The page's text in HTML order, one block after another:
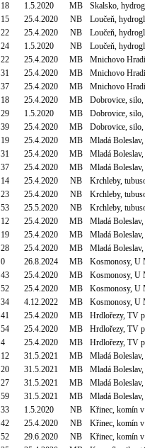
18 1.5.2020 MB
Skalsko,
15 25.4.2020 NB
Loučeň,
22 25.4.2020 NB
Loučeň,
24 1.5.2020 NB
Loučeň,
22 25.4.2020 MB
Mnichovo
31 25.4.2020 MB
Mnichovo
37 25.4.2020 MB
Mnichovo
18 25.4.2020 MB
Dobrovice,
29 1.5.2020 MB
Dobrovice,
39 25.4.2020 MB
Dobrovice,
19 25.4.2020 MB
Mladá
31 25.4.2020 MB
Mladá
37 25.4.2020 MB
Mladá
14 25.4.2020 NB
Krchleby,
23 25.4.2020 NB
Krchleby,
53 25.5.2020 NB
Krchleby,
12 25.4.2020 MB
Mladá
19 25.4.2020 MB
Mladá
28 25.4.2020 MB
Mladá
0 26.8.2024 MB
Kosmonosy, U
43 25.4.2020 MB
Kosmonosy, U
52 25.4.2020 MB
Kosmonosy, U
34 4.12.2022 MB
Kosmonosy, U
41 25.4.2020 MB
Hrdlořezy, TV
54 25.4.2020 MB
Hrdlořezy, TV
4 25.4.2020 MB
Hrdlořezy, TV
12 31.5.2021 MB
Mladá
20 31.5.2021 MB
Mladá
27 31.5.2021 MB
Mladá
59 31.5.2021 MB
Mladá
33 1.5.2020 NB
Křinec, komín
42 25.4.2020 NB
Křinec, komín
52 29.6.2020 NB
Křinec, komín